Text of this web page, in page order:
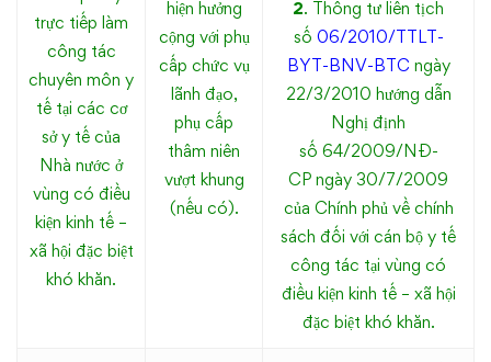
trực tiếp làm
công tác
chuyên môn y
tế tại các cơ
sở y tế của
Nhà nước ở
vùng có điều
kiện kinh tế –
xã hội đặc biệt
khó khăn.
hiện hưởng
cộng với phụ
cấp chức vụ
lãnh đạo,
phụ cấp
thâm niên
vượt khung
(nếu có).
2. Thông tư liên tịch
số 06/2010/TTLT-
BYT-BNV-BTC ngày
22/3/2010 hướng dẫn
Nghị định
số 64/2009/NĐ-
CP ngày 30/7/2009
của Chính phủ về chính
sách đối với cán bộ y tế
công tác tại vùng có
điều kiện kinh tế – xã hội
đặc biệt khó khăn.